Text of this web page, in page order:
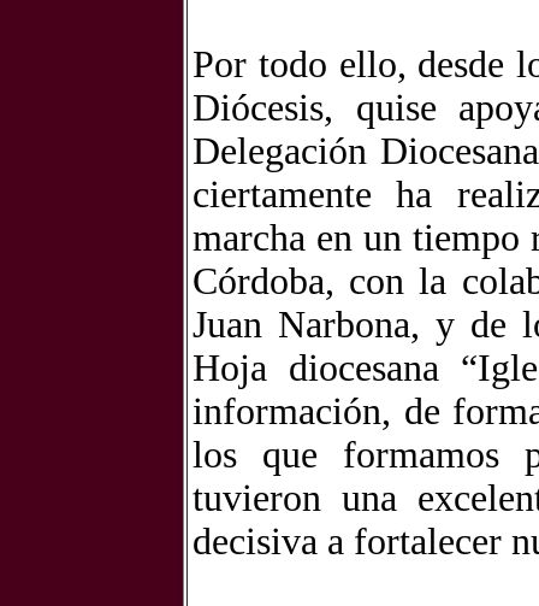
Por todo ello, desde
Diócesis, quise
Delegación
ciertamente ha
marcha en un tiempo
Córdoba, con la
Juan Narbona, y de
Hoja diocesana
información, de
los que formamos
tuvieron una
decisiva a fortalecer